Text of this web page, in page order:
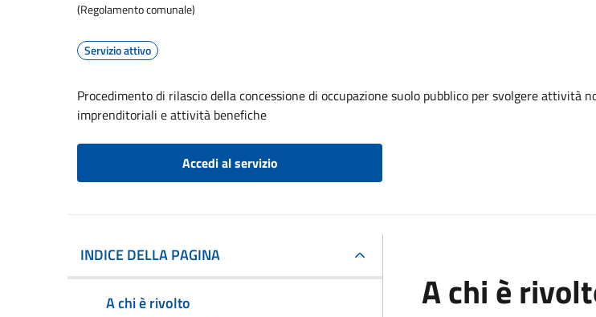
(Regolamento comunale)
Servizio attivo
Procedimento di rilascio della concessione di occupazione suolo pubblico per svolgere attività
imprenditoriali e attività benefiche
Accedi al servizio
INDICE DELLA PAGINA
A chi è rivolto
A chi è